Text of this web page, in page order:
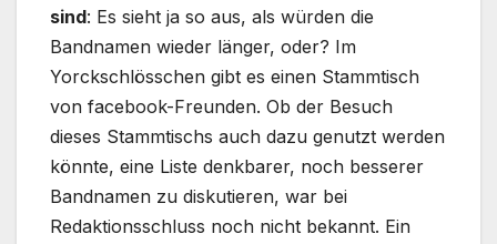
sind: Es sieht ja so aus, als würden die
Bandnamen wieder länger, oder? Im
Yorckschlösschen gibt es einen Stammtisch
von facebook-Freunden. Ob der Besuch
dieses Stammtischs auch dazu genutzt werden
könnte, eine Liste denkbarer, noch besserer
Bandnamen zu diskutieren, war bei
Redaktionsschluss noch nicht bekannt. Ein